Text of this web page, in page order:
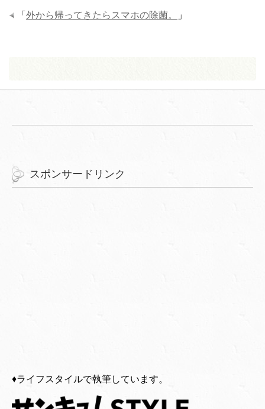
「 外から帰ってきたらスマホの除菌。 」
スポンサードリンク
♦︎ライフスタイルで執筆しています。